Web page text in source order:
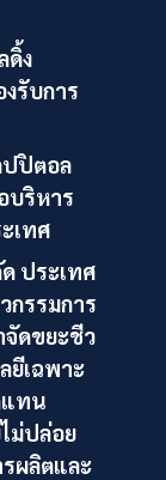
ดิ้ง
รับการ
ปปิตอล
บริหาร
เทศ
ประเทศ
กรรมการ
จัดขยะชีว
ยีเฉพาะ
แทน
ม่ปล่อย
ผลิตและ